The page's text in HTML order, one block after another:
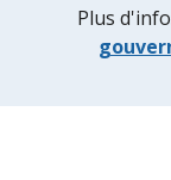
Plus